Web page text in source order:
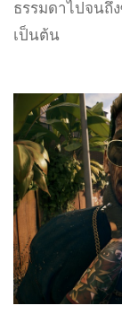
ธรรมดาไปจนถึ
เป็นต้น